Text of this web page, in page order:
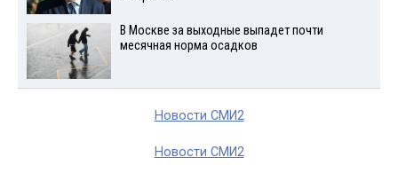
В Москве за выходные выпадет почти
месячная норма осадков
Новости СМИ2
Новости СМИ2